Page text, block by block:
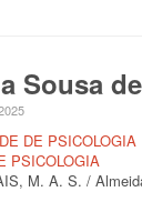
Sousa
DE PSICOLOGIA
PSICOLOGIA
M. A. S. /